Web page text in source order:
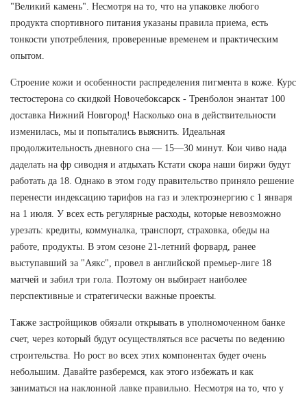
"Великий камень". Несмотря на то, что на упаковке любого
продукта спортивного питания указаны правила приема, есть
тонкости употребления, проверенные временем и практическим
опытом.
Строение кожи и особенности распределения пигмента в коже. Курс
тестостерона со скидкой Новочебоксарск - Тренболон энантат 100
доставка Нижний Новгород! Насколько она в действительности
изменилась, мы и попытались выяснить. Идеальная
продолжительность дневного сна — 15—30 минут. Кои чиво нада
даделать на фр сиводня и атдыхать Кстати скора наши биржи будут
работать да 18. Однако в этом году правительство приняло решение
перенести индексацию тарифов на газ и электроэнергию с 1 января
на 1 июля. У всех есть регулярные расходы, которые невозможно
урезать: кредиты, коммуналка, транспорт, страховка, обеды на
работе, продукты. В этом сезоне 21-летний форвард, ранее
выступавший за "Аякс", провел в английской премьер-лиге 18
матчей и забил три гола. Поэтому он выбирает наиболее
перспективные и стратегически важные проекты.
Также застройщиков обязали открывать в уполномоченном банке
счет, через который будут осуществляться все расчеты по ведению
строительства. Но рост во всех этих компонентах будет очень
небольшим. Давайте разберемся, как этого избежать и как
заниматься на наклонной лавке правильно. Несмотря на то, что у